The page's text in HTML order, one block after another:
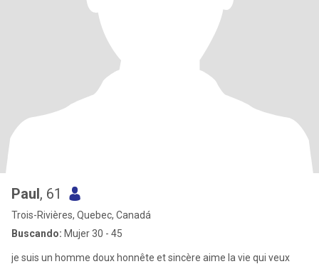
Paul, 61
Trois-Rivières, Quebec, Canadá
Buscando: Mujer 30 - 45
je suis un homme doux honnête et sincère aime la vie qui veux